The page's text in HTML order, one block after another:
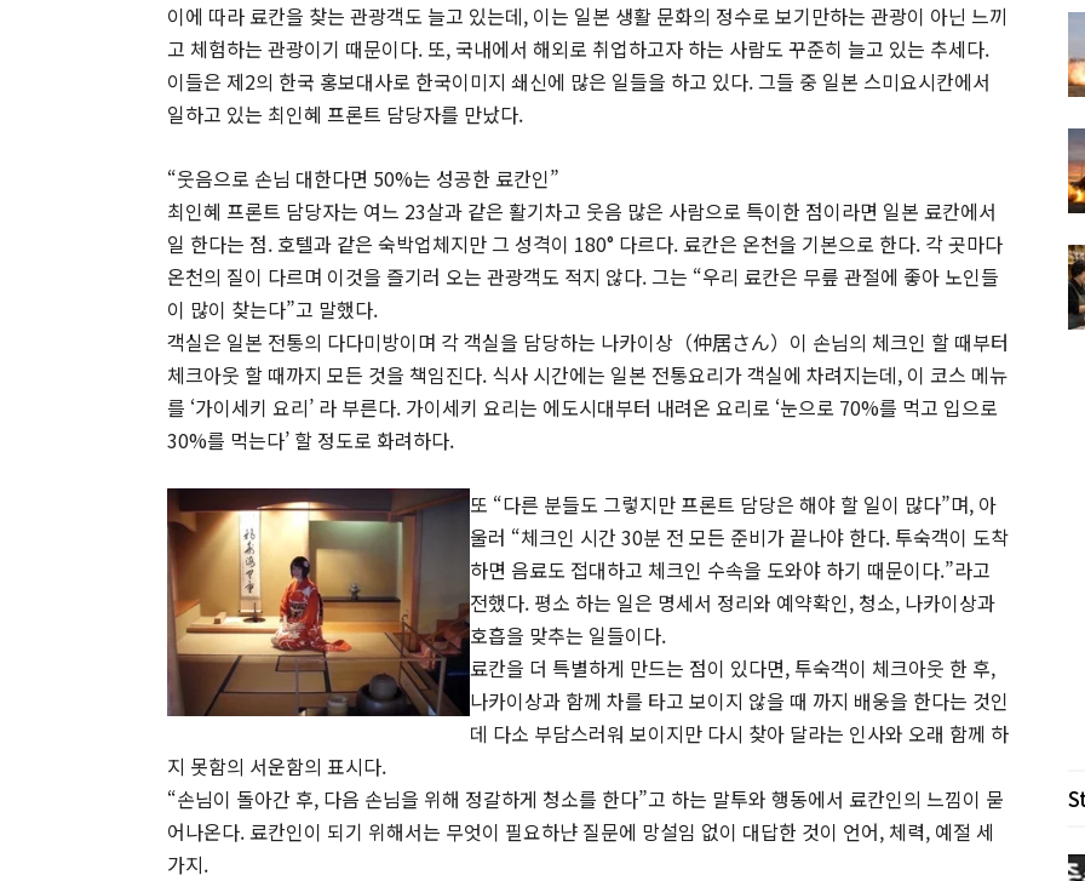
이에 따라 료칸을 찾는 관광객도 늘고 있는데, 이는 일본 생활 문화의 정수로 보기만하는 관광이 아닌 느끼
고 체험하는 관광이기 때문이다. 또, 국내에서 해외로 취업하고자 하는 사람도 꾸준히 늘고 있는 추세다.
이들은 제2의 한국 홍보대사로 한국이미지 쇄신에 많은 일들을 하고 있다. 그들 중 일본 스미요시칸에서
일하고 있는 최인혜 프론트 담당자를 만났다.
“웃음으로 손님 대한다면 50%는 성공한 료칸인”
최인혜 프론트 담당자는 여느 23살과 같은 활기차고 웃음 많은 사람으로 특이한 점이라면 일본 료칸에서
일 한다는 점. 호텔과 같은 숙박업체지만 그 성격이 180° 다르다. 료칸은 온천을 기본으로 한다. 각 곳마다
온천의 질이 다르며 이것을 즐기러 오는 관광객도 적지 않다. 그는 “우리 료칸은 무릎 관절에 좋아 노인들
이 많이 찾는다”고 말했다.
객실은 일본 전통의 다다미방이며 각 객실을 담당하는 나카이상（仲居さん）이 손님의 체크인 할 때부터
체크아웃 할 때까지 모든 것을 책임진다. 식사 시간에는 일본 전통요리가 객실에 차려지는데, 이 코스 메뉴
를 ‘가이세키 요리’ 라 부른다. 가이세키 요리는 에도시대부터 내려온 요리로 ‘눈으로 70%를 먹고 입으로
30%를 먹는다’ 할 정도로 화려하다.
또 “다른 분들도 그렇지만 프론트 담당은 해야 할 일이 많다”며, 아
울러 “체크인 시간 30분 전 모든 준비가 끝나야 한다. 투숙객이 도착
하면 음료도 접대하고 체크인 수속을 도와야 하기 때문이다.”라고
전했다. 평소 하는 일은 명세서 정리와 예약확인, 청소, 나카이상과
호흡을 맞추는 일들이다.
료칸을 더 특별하게 만드는 점이 있다면, 투숙객이 체크아웃 한 후,
나카이상과 함께 차를 타고 보이지 않을 때 까지 배웅을 한다는 것인
데 다소 부담스러워 보이지만 다시 찾아 달라는 인사와 오래 함께 하
지 못함의 서운함의 표시다.
“손님이 돌아간 후, 다음 손님을 위해 정갈하게 청소를 한다”고 하는 말투와 행동에서 료칸인의 느낌이 묻
어나온다. 료칸인이 되기 위해서는 무엇이 필요하냔 질문에 망설임 없이 대답한 것이 언어, 체력, 예절 세
가지.